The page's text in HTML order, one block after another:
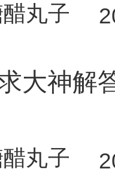
丸子
大神解
丸子